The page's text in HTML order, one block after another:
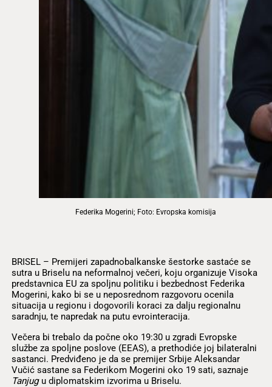
Federika Mogerini; Foto: Evropska komisija
BRISEL – Premijeri zapadnobalkanske šestorke sastaće se
sutra u Briselu na neformalnoj večeri, koju organizuje Visoka
predstavnica EU za spoljnu politiku i bezbednost Federika
Mogerini, kako bi se u neposrednom razgovoru ocenila
situacija u regionu i dogovorili koraci za dalju regionalnu
saradnju, te napredak na putu evrointeracija.
Večera bi trebalo da počne oko 19:30 u zgradi Evropske
službe za spoljne poslove (EEAS), a prethodiće joj bilateralni
sastanci. Predviđeno je da se premijer Srbije Aleksandar
Vučić sastane sa Federikom Mogerini oko 19 sati, saznaje
Tanjugu diplomatskim izvorima u Briselu.